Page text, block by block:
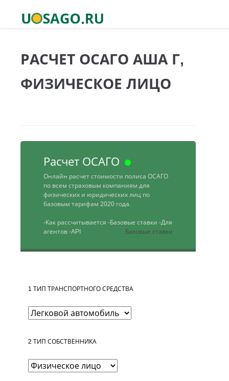
РАСЧЕТ ОСАГО АША Г,
ФИЗИЧЕСКОЕ ЛИЦО
Расчет ОСАГО
Онлайн расчет стоимости полиса ОСАГО
по всем страховым компаниям для
физических и юридических лиц по
базовым тарифам 2020 года.
-Как рассчитывается -Базовые ставки -Для
агентов-API Базовые ставки
1 ТИП ТРАНСПОРТНОГО СРЕДСТВА
2 ТИП СОБСТВЕННИКА